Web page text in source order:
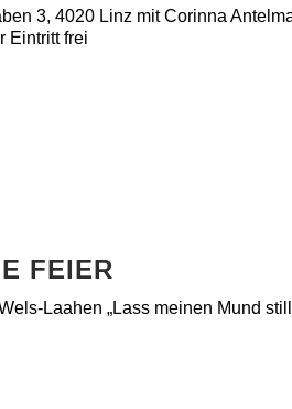
3, 4020 Linz mit Corinna
Eintritt frei
FEIER
Laahen „Lass meinen Mund